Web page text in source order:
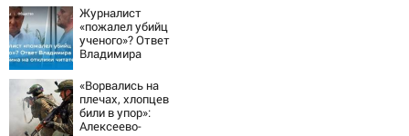
Журналист
«пожалел убийц
ученого»? Ответ
Владимира
отклики
читателей
«Ворвались на
плечах, хлопцев
били в упор»:
Алексеево-